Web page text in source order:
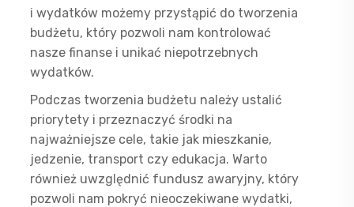
i wydatków możemy przystąpić do tworzenia
budżetu, który pozwoli nam kontrolować
nasze finanse i unikać niepotrzebnych
wydatków.
Podczas tworzenia budżetu należy ustalić
priorytety i przeznaczyć środki na
najważniejsze cele, takie jak mieszkanie,
jedzenie, transport czy edukacja. Warto
również uwzględnić fundusz awaryjny, który
pozwoli nam pokryć nieoczekiwane wydatki,